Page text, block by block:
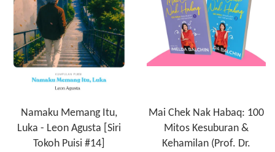
Namaku Memang Itu,
Luka - Leon Agusta [Siri
Tokoh Puisi #14]
Mai Chek Nak Habaq: 100
Mitos Kesuburan &
Kehamilan (Prof. Dr.